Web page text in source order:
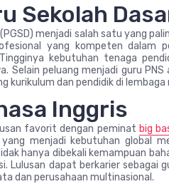
Sekolah
menjadi salah satu yang
yang kompeten dalam
kebutuhan tenaga
Selain peluang menjadi guru
kurikulum dan pendidik di
Inggris
favorit dengan peminat big
menjadi kebutuhan global
hanya dibekali kemampuan
Lulusan dapat berkarier sebagai
dan perusahaan multinasional.